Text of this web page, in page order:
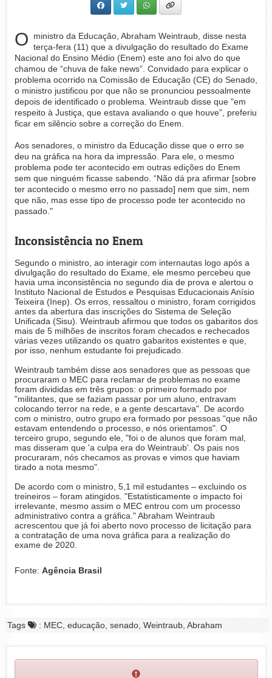
O
ministro da Educação, Abraham Weintraub, disse nesta
terça-fera (11) que a divulgação do resultado do Exame
Nacional do Ensino Médio (Enem) este ano foi alvo do que
chamou de “chuva de fake news”. Convidado para explicar o
problema ocorrido na Comissão de Educação (CE) do Senado,
o ministro justificou por que não se pronunciou pessoalmente
depois de identificado o problema. Weintraub disse que "em
respeito à Justiça, que estava avaliando o que houve”, preferiu
ficar em silêncio sobre a correção do Enem.
Aos senadores, o ministro da Educação disse que o erro se
deu na gráfica na hora da impressão. Para ele, o mesmo
problema pode ter acontecido em outras edições do Enem
sem que ninguém ficasse sabendo. “Não dá pra afirmar [sobre
ter acontecido o mesmo erro no passado] nem que sim, nem
que não, mas esse tipo de processo pode ter acontecido no
passado."
Inconsistência no Enem
Segundo o ministro, ao interagir com internautas logo após a
divulgação do resultado do Exame, ele mesmo percebeu que
havia uma inconsistência no segundo dia de prova e alertou o
Instituto Nacional de Estudos e Pesquisas Educacionais Anísio
Teixeira (Inep). Os erros, ressaltou o ministro, foram corrigidos
antes da abertura das inscrições do Sistema de Seleção
Unificada (Sisu). Weintraub afirmou que todos os gabaritos dos
mais de 5 milhões de inscritos foram checados e rechecados
várias vezes utilizando os quatro gabaritos existentes e que,
por isso, nenhum estudante foi prejudicado.
Weintraub também disse aos senadores que as pessoas que
procuraram o MEC para reclamar de problemas no exame
foram divididas em três grupos: o primeiro formado por
"militantes, que se faziam passar por um aluno, entravam
colocando terror na rede, e a gente descartava". De acordo
com o ministro, outro grupo era formado por pessoas “que não
estavam entendendo o processo, e nós orientamos". O
terceiro grupo, segundo ele, "foi o de alunos que foram mal,
mas disseram que 'a culpa era do Weintraub'. Os pais nos
procuraram, nós checamos as provas e vimos que haviam
tirado a nota mesmo".
De acordo com o ministro, 5,1 mil estudantes – excluindo os
treineiros – foram atingidos. "Estatisticamente o impacto foi
irrelevante, mesmo assim o MEC entrou com um processo
administrativo contra a gráfica." Abraham Weintraub
acrescentou que já foi aberto novo processo de licitação para
a contratação de uma nova gráfica para a realização do
exame de 2020.
Fonte: Agência Brasil
Tags : MEC, educação, senado, Weintraub, Abraham